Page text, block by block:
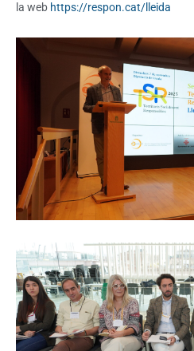
la web https://respon.cat/lleida